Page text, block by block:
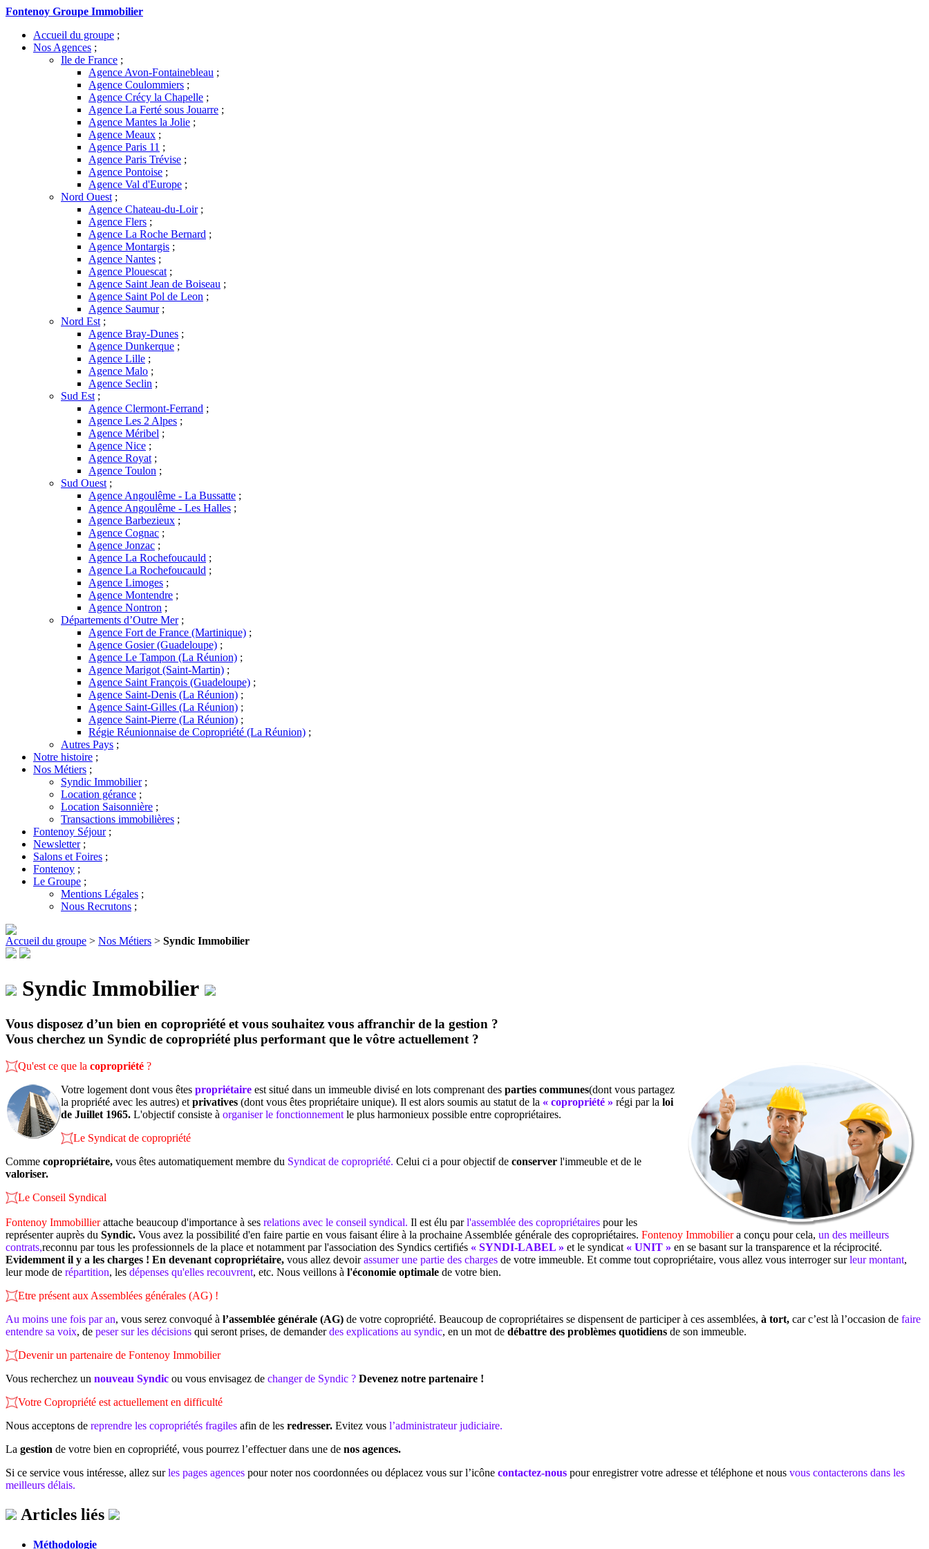
Fontenoy Groupe Immobilier
Accueil du groupe ;
Nos Agences ;
Ile de France ;
Agence Avon-Fontainebleau ;
Agence Coulommiers ;
Agence Crécy la Chapelle ;
Agence La Ferté sous Jouarre ;
Agence Mantes la Jolie ;
Agence Meaux ;
Agence Paris 11 ;
Agence Paris Trévise ;
Agence Pontoise ;
Agence Val d'Europe ;
Nord Ouest ;
Agence Chateau-du-Loir;
Agence Flers ;
Agence La Roche Bernard ;
Agence Montargis ;
Agence Nantes ;
Agence Plouescat ;
Agence Saint Jean de Boiseau ;
Agence Saint Pol de Leon ;
Agence Saumur;
Nord Est ;
Agence Bray-Dunes ;
Agence Dunkerque ;
Agence Lille ;
Agence Malo ;
Agence Seclin ;
Sud Est ;
Agence Clermont-Ferrand ;
Agence Les 2 Alpes ;
Agence Méribel ;
Agence Nice ;
Agence Royat ;
Agence Toulon ;
Sud Ouest ;
Agence Angoulême - La Bussatte ;
Agence Angoulême - Les Halles ;
Agence Barbezieux ;
Agence Cognac ;
Agence Jonzac ;
Agence La Rochefoucauld ;
Agence La Rochefoucauld ;
Agence Limoges ;
Agence Montendre ;
Agence Nontron ;
Départements d’Outre Mer;
Agence Fort de France (Martinique) ;
Agence Gosier (Guadeloupe) ;
Agence Le Tampon (La Réunion) ;
Agence Marigot (Saint-Martin) ;
Agence Saint François (Guadeloupe) ;
Agence Saint-Denis (La Réunion) ;
Agence Saint-Gilles (La Réunion) ;
Agence Saint-Pierre (La Réunion) ;
Régie Réunionnaise de Copropriété (La Réunion) ;
Autres Pays ;
Notre histoire ;
Nos Métiers ;
Syndic Immobilier;
Location gérance ;
Location Saisonnière ;
Transactions immobilières ;
Fontenoy Séjour;
Newsletter;
Salons et Foires ;
Fontenoy ;
Le Groupe ;
Mentions Légales ;
Nous Recrutons ;
Accueil du groupe > Nos Métiers > Syndic Immobilier
Syndic Immobilier
Vous disposez d’un bien en copropriété et vous souhaitez vous affranchir de la gestion ?
Vous cherchez un Syndic de copropriété plus performant que le vôtre actuellement ?
Qu'est ce que la copropriété ?
Votre logement dont vous êtes propriétaire est situé dans un immeuble divisé en lots comprenant des parties communes(dont vous partagez
la propriété avec les autres) et privatives (dont vous êtes propriétaire unique). Il est alors soumis au statut de la « copropriété » régi par la loi
de Juillet 1965. L'objectif consiste à organiser le fonctionnement le plus harmonieux possible entre copropriétaires.
Le Syndicat de copropriété
Comme copropriétaire, vous êtes automatiquement membre du Syndicat de copropriété. Celui ci a pour objectif de conserver l'immeuble et de le
valoriser.
Le Conseil Syndical
Fontenoy Immobillierattache beaucoup d'importance à ses relations avec le conseil syndical. Il est élu parl'assemblée des copropriétaires pour les
représenter auprès du Syndic. Vous avez la possibilité d'en faire partie en vous faisant élire à la prochaine Assemblée générale des copropriétaires. Fontenoy Immobiliera conçu pour cela, un des meilleurs
contrats,reconnu par tous les professionnels de la place et notamment par l'association des Syndics certifiés « SYNDI-LABEL » et le syndicat « UNIT » en se basant sur la transparence et la réciprocité.
Evidemment il y a les charges ! En devenant copropriétaire, vous allez devoirassumer une partie des charges de votre immeuble. Et comme tout copropriétaire, vous allez vous interroger surleur montant,
leur mode de répartition, les dépenses qu'elles recouvrent, etc. Nous veillons à l'économie optimale de votre bien.
Etre présent aux Assemblées générales (AG) !
Au moins une fois par an, vous serez convoqué à l’assemblée générale (AG) de votre copropriété. Beaucoup de copropriétaires se dispensent de participer à ces assemblées, à tort, car c’est là l’occasion de faire
entendre sa voix, de peser sur les décisions qui seront prises, de demanderdes explications au syndic, en un mot de débattre des problèmes quotidiens de son immeuble.
Devenir un partenaire de Fontenoy Immobilier
Vous recherchez un nouveau Syndic ou vous envisagez de changer de Syndic ? Devenez notre partenaire !
Votre Copropriété est actuellement en difficulté
Nous acceptons de reprendre les copropriétés fragiles afin de les redresser. Evitez vous l’administrateur judiciaire.
La gestion de votre bien en copropriété, vous pourrez l’effectuer dans une de nos agences.
Si ce service vous intéresse, allez surles pages agences pour noter nos coordonnées ou déplacez vous sur l’icône contactez-nous pour enregistrer votre adresse et téléphone et nous vous contacterons dans les
meilleurs délais.
Articles liés
Méthodologie